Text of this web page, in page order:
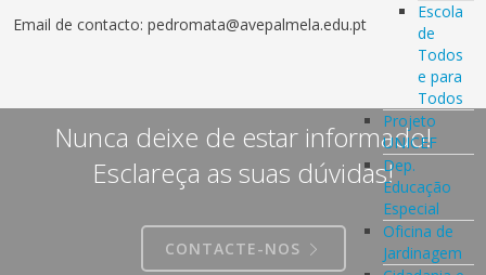
Escola
de
Todos
e para
Todos
Projeto
UNICEF
Dep.
Educação
Especial
Oficina de
Jardinagem
Email de contacto: pedromata@avepalmela.edu.pt
Nunca deixe de estar informado!
Esclareça as suas dúvidas!
CONTACTE-NOS